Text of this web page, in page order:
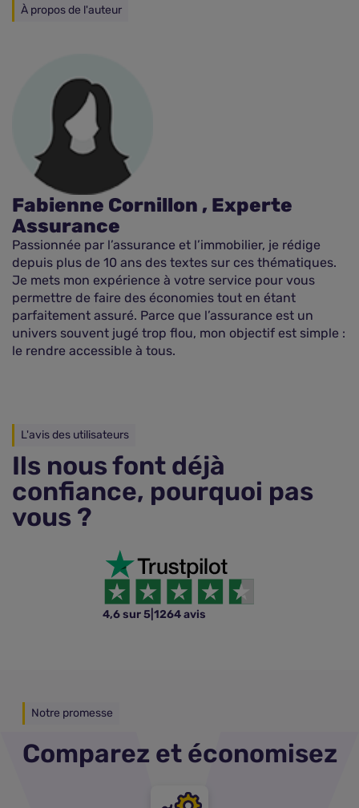
À propos de l'auteur
Fabienne Cornillon , Experte
Assurance
Passionnée par l’assurance et l’immobilier, je rédige
depuis plus de 10 ans des textes sur ces thématiques.
Je mets mon expérience à votre service pour vous
permettre de faire des économies tout en étant
parfaitement assuré. Parce que l’assurance est un
univers souvent jugé trop flou, mon objectif est simple :
le rendre accessible à tous.
L'avis des utilisateurs
Ils nous font déjà
confiance, pourquoi pas
vous ?
4,6 sur 5 1264 avis
Notre promesse
Comparez et économisez